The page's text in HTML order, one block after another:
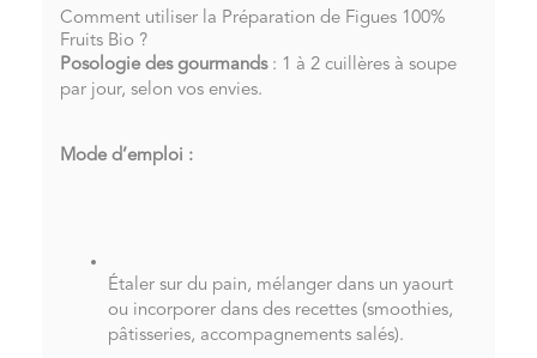
Comment utiliser la Préparation de Figues 100%
Fruits Bio ?
Posologie des gourmands: 1 à 2 cuillères à soupe
par jour, selon vos envies.
Mode d’emploi :
Étaler sur du pain, mélanger dans un yaourt
ou incorporer dans des recettes (smoothies,
pâtisseries, accompagnements salés).